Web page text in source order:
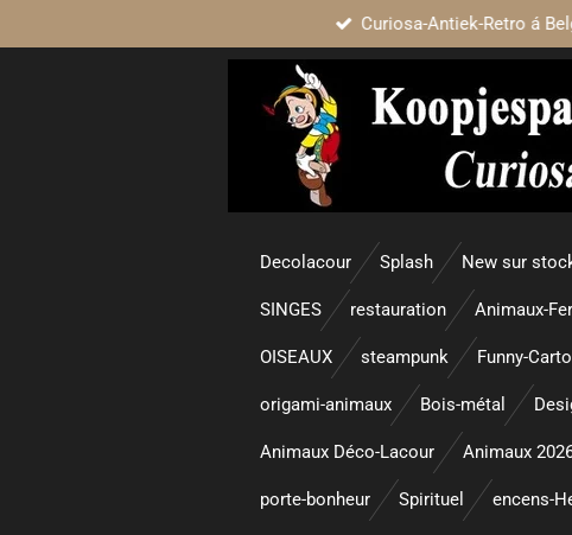
Curiosa-Antiek-Retro á
Decolacour Splash New sur
SINGES restauration Animaux-
OISEAUX steampunk Funny-
origami-animaux Bois-métal
Animaux Déco-Lacour Animaux
porte-bonheur Spirituel encens-